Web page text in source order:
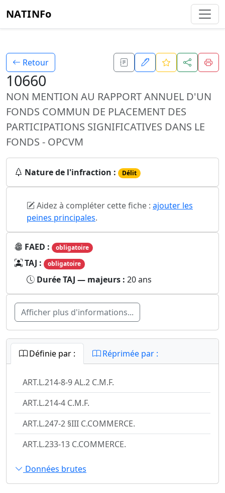
NATINFo
Retour
10660
NON MENTION AU RAPPORT ANNUEL D'UN
FONDS COMMUN DE PLACEMENT DES
PARTICIPATIONS SIGNIFICATIVES DANS LE
FONDS - OPCVM
Nature de l'infraction : Délit
Aidez à compléter cette fiche : ajouter les
peines principales.
FAED : obligatoire
TAJ : obligatoire
Durée TAJ — majeurs : 20 ans
Afficher plus d'informations...
Définie par : Réprimée par :
ART.L.214-8-9 AL.2 C.M.F.
ART.L.214-4 C.M.F.
ART.L.247-2 §III C.COMMERCE.
ART.L.233-13 C.COMMERCE.
Données brutes